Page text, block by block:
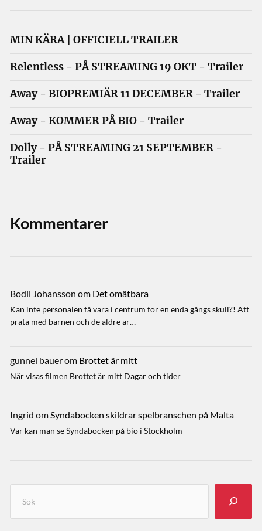
MIN KÄRA | OFFICIELL TRAILER
Relentless - PÅ STREAMING 19 OKT - Trailer
Away - BIOPREMIÄR 11 DECEMBER - Trailer
Away - KOMMER PÅ BIO - Trailer
Dolly - PÅ STREAMING 21 SEPTEMBER -
Trailer
Kommentarer
Bodil Johansson om Det omätbara
Kan inte personalen få vara i centrum för en enda gångs skull?! Att
prata med barnen och de äldre är…
gunnel bauerom Brottet är mitt
När visas filmen Brottet är mitt Dagar och tider
Ingrid om Syndabocken skildrar spelbranschen på Malta
Var kan man se Syndabocken på bio i Stockholm